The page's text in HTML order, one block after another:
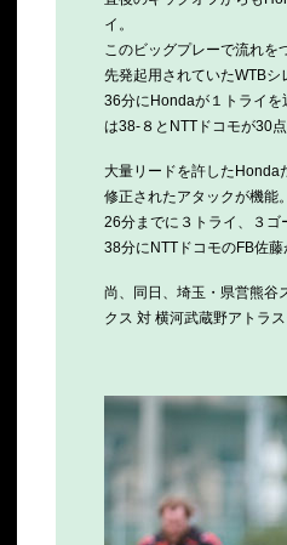
イ。
このビッグプレーで流れを
先発起用されていたWTB
36分にHondaが１トライを
は38-８とNTTドコモが30
大量リードを許したHonda
修正されたアタックが機能。
26分までに３トライ、３
38分にNTTドコモのFB佐
尚、同日、埼玉・県営熊谷
クス 対 横河武蔵野アトラ